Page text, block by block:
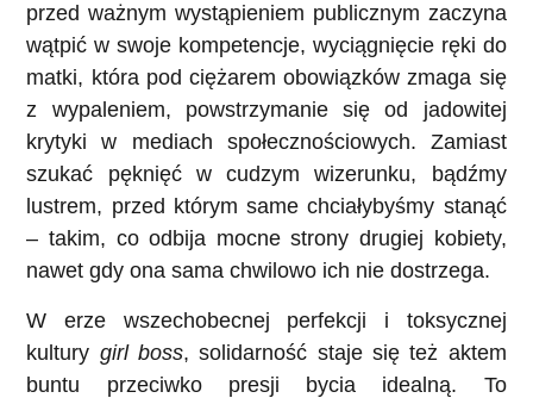
przed ważnym wystąpieniem publicznym zaczyna
wątpić w swoje kompetencje, wyciągnięcie ręki do
matki, która pod ciężarem obowiązków zmaga się
z wypaleniem, powstrzymanie się od jadowitej
krytyki w mediach społecznościowych. Zamiast
szukać pęknięć w cudzym wizerunku, bądźmy
lustrem, przed którym same chciałybyśmy stanąć
– takim, co odbija mocne strony drugiej kobiety,
nawet gdy ona sama chwilowo ich nie dostrzega.
W erze wszechobecnej perfekcji i toksycznej
kultury girl boss, solidarność staje się też aktem
buntu przeciwko presji bycia idealną. To